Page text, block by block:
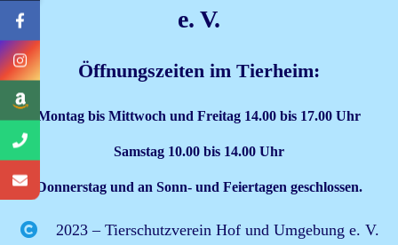
e. V.
Öffnungszeiten im Tierheim:
Montag bis Mittwoch und Freitag 14.00 bis 17.00 Uhr
Samstag 10.00 bis 14.00 Uhr
Donnerstag und an Sonn- und Feiertagen geschlossen.
2023 – Tierschutzverein Hof und Umgebung e. V.